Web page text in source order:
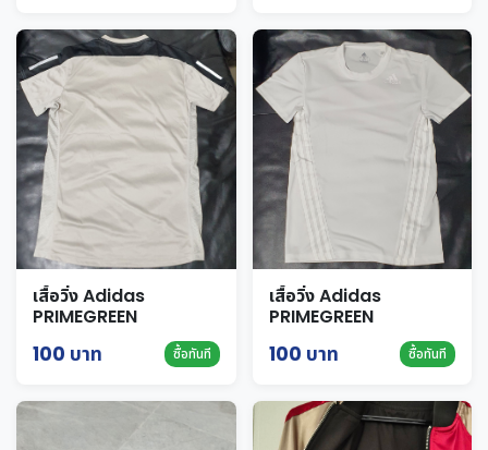
เสื้อวิ่ง Adidas
PRIMEGREEN
AEROREADY สีเบจ Size
S
100 บาท ซื้อทันที
เสื้อวิ่ง Adidas
PRIMEGREEN
AEROREADY สีขาว Size
S
100 บาท ซื้อทันที